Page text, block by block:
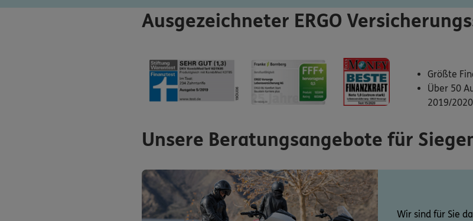
Ausgezeichneter ERGO
Größte
Über 50
2019/2020
Unsere Beratungsangebote für
Wir sind für Sie